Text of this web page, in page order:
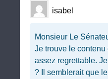
isabel
Monsieur Le
Je trouve le
assez regrettable.
? Il semblerait que